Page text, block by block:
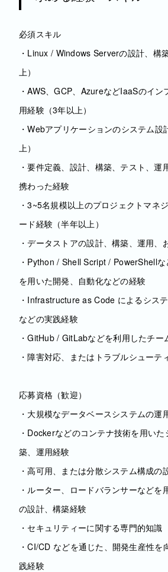
必須スキル
・Linux / Windows Serverの設計、構
上）
・AWS、GCP、AzureなどIaaSのイ
用経験（3年以上）
・Webアプリケーションのシステム
上）
・要件定義、設計、構築、テスト、運
携わった経験
・3~5名規模以上のプロジェクトマネ
ード経験（半年以上）
・データストアの設計、構築、運用、
・Python / Shell Script / PowerShell
を用いた開発、自動化などの経験
・Infrastructure as Code によるシス
などの実践経験
・GitHub / GitLabなどを利用したチー
・障害対応、またはトラブルシューテ
応募資格（歓迎）
・大規模なデータベースシステムの運
・Dockerなどのコンテナ技術を用い
築、運用経験
・高可用、または分散システム構成の
・ルーター、ロードバランサーなどを
の設計、構築経験
・セキュリティーに関する専門的知識
・CI/CD などを通じた、開発生産性を
践経験